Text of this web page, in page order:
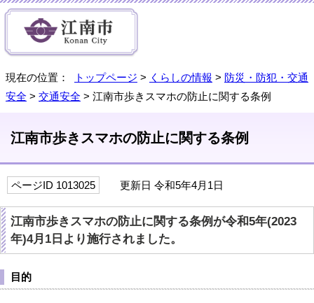
現在の位置： トップページ > くらしの情報 > 防災・防犯・交通
安全 > 交通安全 > 江南市歩きスマホの防止に関する条例
江南市歩きスマホの防止に関する条例
ページID 1013025 更新日 令和5年4月1日
江南市歩きスマホの防止に関する条例が令和5年(2023
年)4月1日より施行されました。
目的